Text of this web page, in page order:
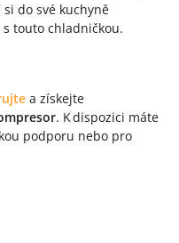
do své kuchyně
touto chladničkou.
a získejte
. K dispozici máte
podporu nebo pro